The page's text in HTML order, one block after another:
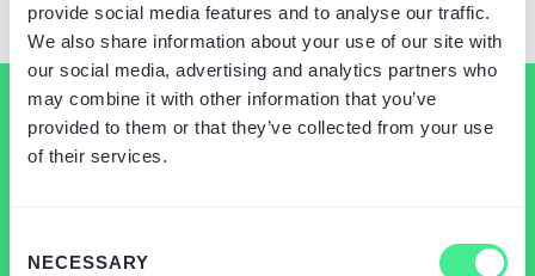
provide social media features and to analyse our traffic.
We also share information about your use of our site with
our social media, advertising and analytics partners who
may combine it with other information that you’ve
provided to them or that they’ve collected from your use
of their services.
Selection
NECESSARY
najważniejszych zasobów w